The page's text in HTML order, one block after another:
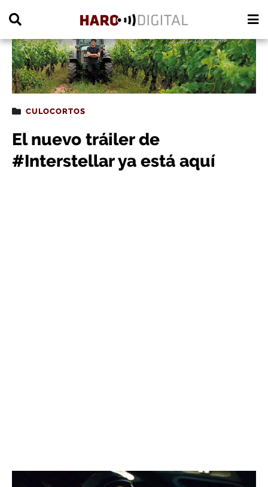
CULOCORTOS
El nuevo tráiler de
#Interstellar ya está aquí